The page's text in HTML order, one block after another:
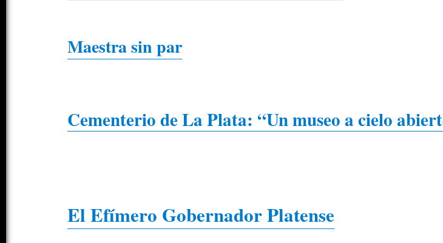
Maestra sin par
Cementerio de La Plata: “Un museo a cielo
El Efímero Gobernador Platense